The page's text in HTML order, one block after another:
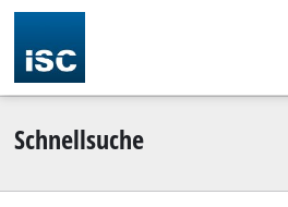
Schnellsuche